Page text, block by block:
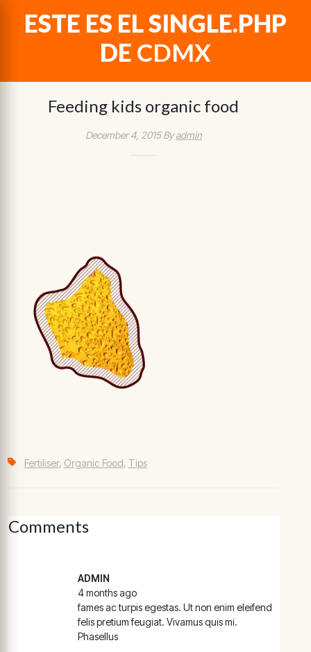
ESTE ES EL SINGLE.PHP
DE CDMX
Feeding kids organic food
December 4, 2015 Byadmin
Fertiliser, Organic Food, Tips
Comments
ADMIN
4 months ago
fames ac turpis egestas. Ut non enim eleifend
felis pretium feugiat. Vivamus quis mi.
Phasellus